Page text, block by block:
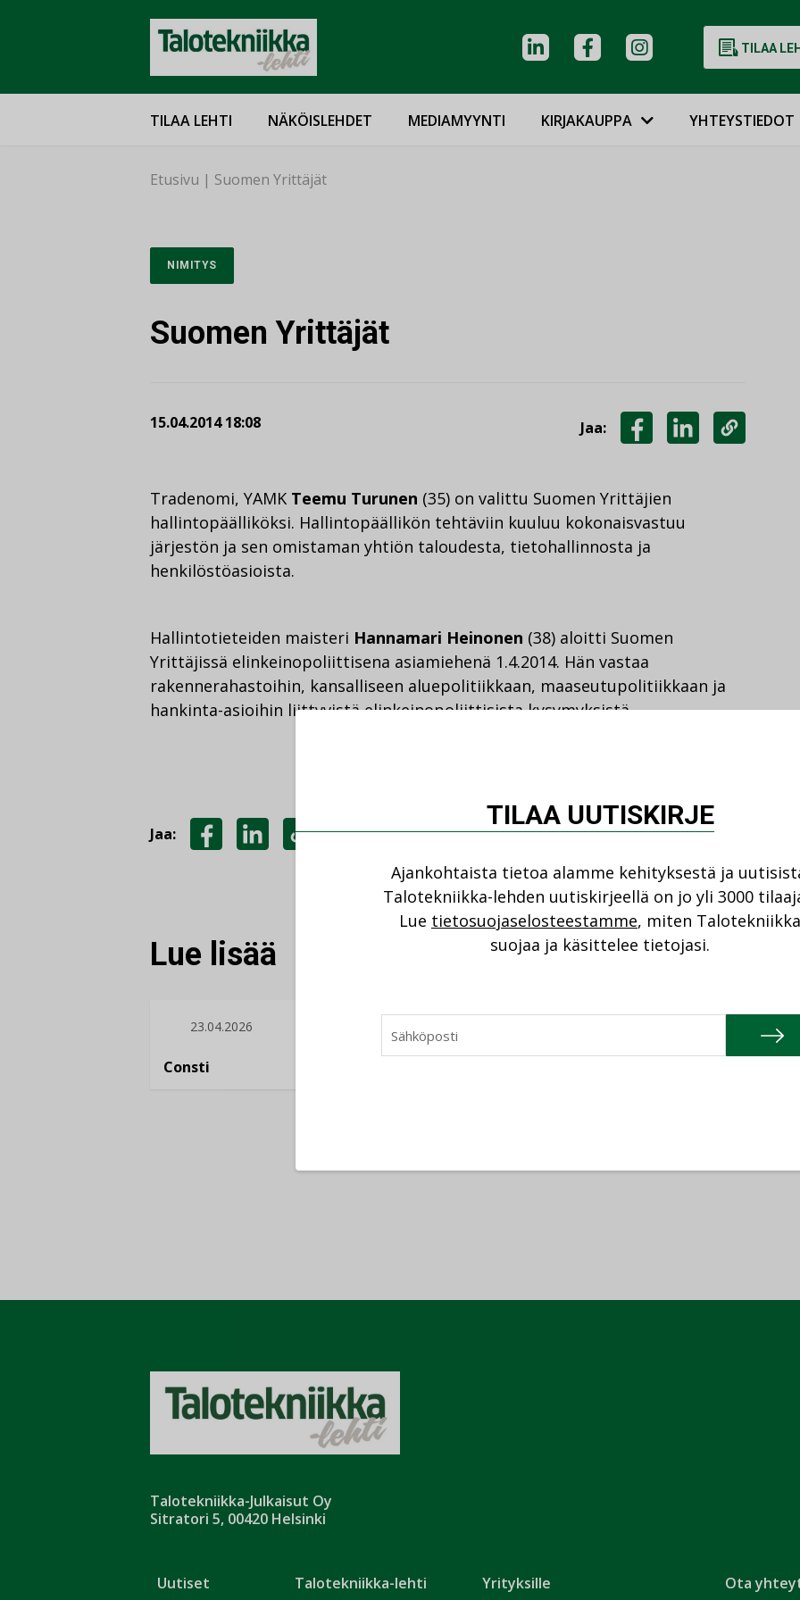
TILAA
TILAA LEHTI NÄKÖISLEHDET MEDIAMYYNTI KIRJAKAUPPA YHTEYSTIEDOT
Etusivu | Suomen Yrittäjät
NIMITYS
Suomen Yrittäjät
15.04.2014 18:08 Jaa:
Tradenomi, YAMK Teemu Turunen (35) on valittu Suomen Yrittäjien
hallintopäälliköksi. Hallintopäällikön tehtäviin kuuluu kokonaisvastuu
järjestön ja sen omistaman yhtiön taloudesta, tietohallinnosta ja
henkilöstöasioista.
Hallintotieteiden maisteri Hannamari Heinonen (38) aloitti Suomen
Yrittäjissä elinkeinopoliittisena asiamiehenä 1.4.2014. Hän vastaa
rakennerahastoihin, kansalliseen aluepolitiikkaan, maaseutupolitiikkaan ja
hankinta-asioihin liittyvistä elinkeinopoliittisista kysymyksistä.
Jaa:
Lue lisää Katso kaikki
23.04.2026
Consti
Talotekniikka-Julkaisut Oy
Sitratori 5, 00420 Helsinki
Uutiset Talotekniikka-lehti Yrityksille Ota
TILAA UUTISKIRJE
Ajankohtaista tietoa alamme kehityksestä ja
Talotekniikka-lehden uutiskirjeellä on jo yli 3000
Lue tietosuojaselosteestamme, miten Talotekniikka
suojaa ja käsittelee tietojasi.